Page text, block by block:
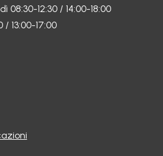
08:30-12:30 / 14:00-18:00
/ 13:00-17:00